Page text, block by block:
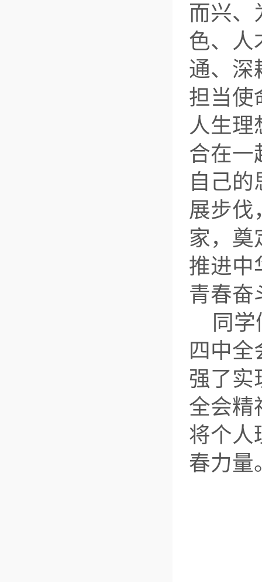
而兴、
色、人
通、深
担当使
人生理
合在一
自己
展步伐
家，奠
推进中
青春奋
同
四中全
强了实
全会精
将个人
春力量